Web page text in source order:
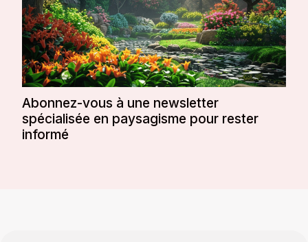
Abonnez-vous à une newsletter
spécialisée en paysagisme pour rester
informé